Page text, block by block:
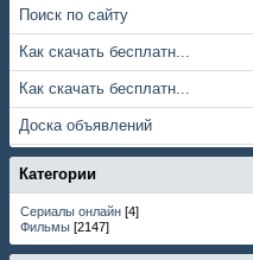
Поиск по сайту
Как скачать бесплатн...
Как скачать бесплатн...
Доска объявлений
Категории
Сериалы онлайн [4]
Фильмы [2147]